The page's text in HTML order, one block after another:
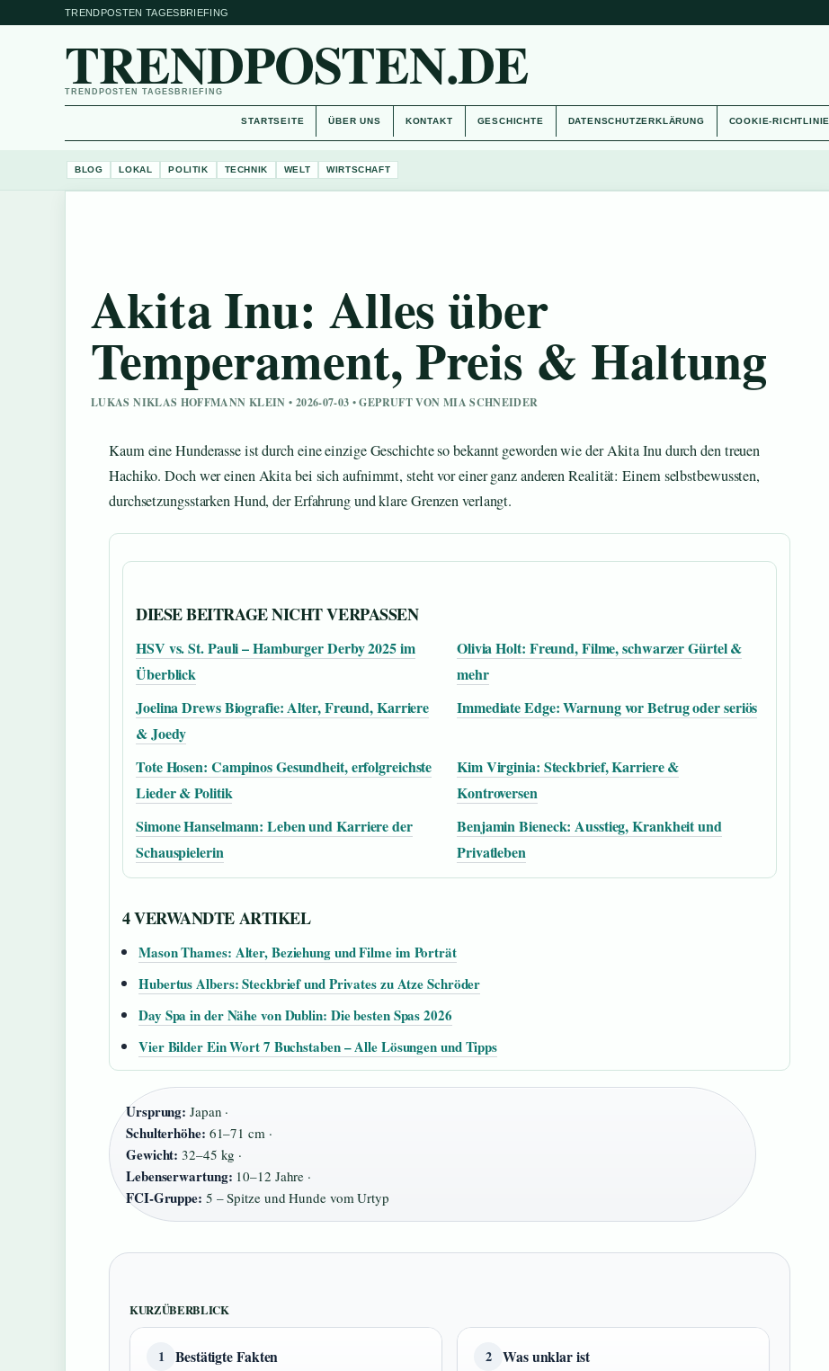
TRENDPOSTEN TAGESBRIEFING
TRENDPOSTEN.DE
TRENDPOSTEN TAGESBRIEFING
STARTSEITE ÜBER UNS KONTAKT GESCHICHTE DATENSCHUTZERKLÄRUNG COOKIE-RICHTLINIE
BLOG LOKAL POLITIK TECHNIK WELT WIRTSCHAFT
Akita Inu: Alles über
Temperament, Preis & Haltung
LUKAS NIKLAS HOFFMANN KLEIN • 2026-07-03 • GEPRUFT VON MIA SCHNEIDER
Kaum eine Hunderasse ist durch eine einzige Geschichte so bekannt geworden wie der Akita Inu durch den treuen
Hachiko. Doch wer einen Akita bei sich aufnimmt, steht vor einer ganz anderen Realität: Einem selbstbewussten,
durchsetzungsstarken Hund, der Erfahrung und klare Grenzen verlangt.
DIESE BEITRAGE NICHT VERPASSEN
HSV vs. St. Pauli – Hamburger Derby 2025 im
Überblick
Olivia Holt: Freund, Filme, schwarzer Gürtel &
mehr
Joelina Drews Biografie: Alter, Freund, Karriere
& Joedy
Immediate Edge: Warnung vor Betrug oder seriös
Tote Hosen: Campinos Gesundheit, erfolgreichste
Lieder & Politik
Kim Virginia: Steckbrief, Karriere &
Kontroversen
Simone Hanselmann: Leben und Karriere der
Schauspielerin
Benjamin Bieneck: Ausstieg, Krankheit und
Privatleben
4 VERWANDTE ARTIKEL
Mason Thames: Alter, Beziehung und Filme im Porträt
Hubertus Albers: Steckbrief und Privates zu Atze Schröder
Day Spa in der Nähe von Dublin: Die besten Spas 2026
Vier Bilder Ein Wort 7 Buchstaben – Alle Lösungen und Tipps
Ursprung: Japan ·
Schulterhöhe: 61–71 cm ·
Gewicht: 32–45 kg ·
Lebenserwartung: 10–12 Jahre ·
FCI-Gruppe: 5 – Spitze und Hunde vom Urtyp
KURZÜBERBLICK
1 Bestätigte Fakten 2 Was unklar ist